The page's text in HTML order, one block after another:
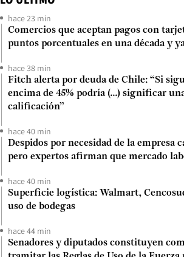
hace 23 min
Comercios que aceptan pagos con
puntos porcentuales en una década y
hace 38 min
Fitch alerta por deuda de Chile: “Si
encima de 45% podría (...) significar
calificación”
hace 40 min
Despidos por necesidad de la empresa
pero expertos afirman que mercado
hace 40 min
Superficie logística: Walmart,
uso de bodegas
hace 44 min
Senadores y diputados constituyen